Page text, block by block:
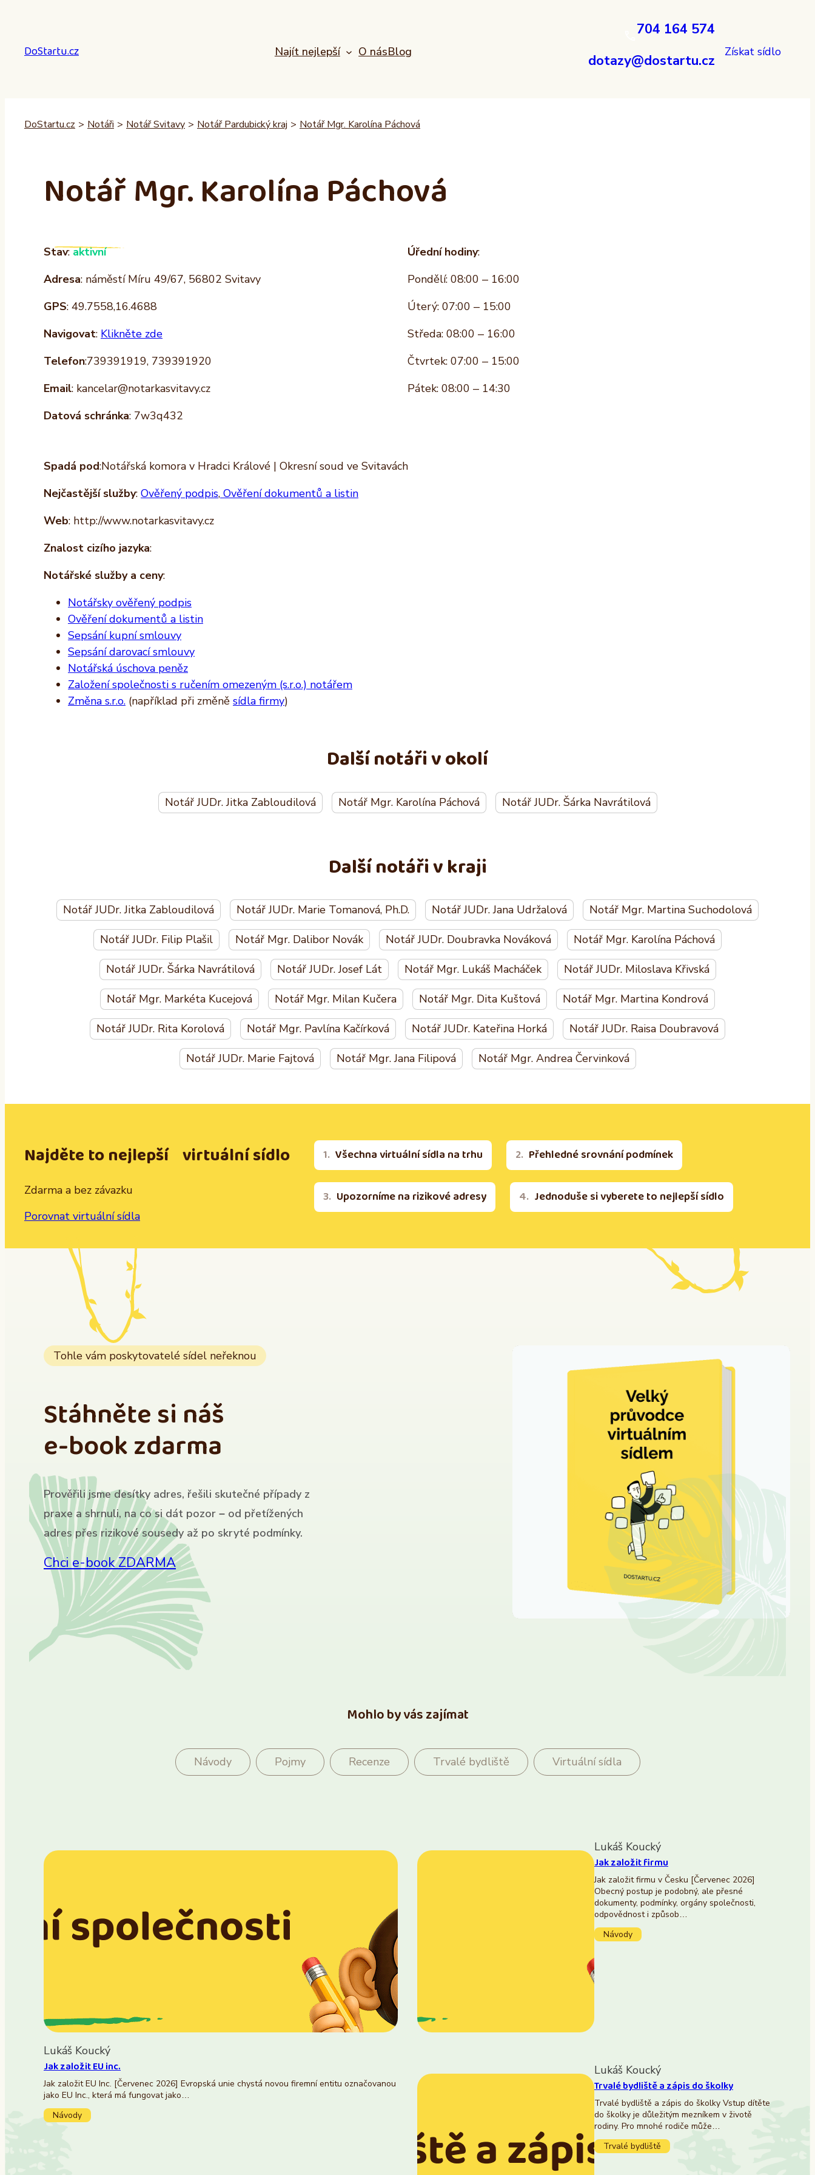
DoStartu.cz Najít nejlepší O násBlog
704 164 574
dotazy@dostartu.cz
Získat sídlo
DoStartu.cz > Notáři > Notář Svitavy > Notář Pardubický kraj > Notář Mgr. Karolína Páchová
Notář Mgr. Karolína Páchová
Stav:aktivní
Adresa: náměstí Míru 49/67, 56802 Svitavy
GPS: 49.7558,16.4688
Navigovat: Klikněte zde
Telefon:739391919, 739391920
Email: kancelar@notarkasvitavy.cz
Datová schránka: 7w3q432
Úřední hodiny:
Pondělí: 08:00 – 16:00
Úterý: 07:00 – 15:00
Středa: 08:00 – 16:00
Čtvrtek: 07:00 – 15:00
Pátek: 08:00 – 14:30
Spadá pod:Notářská komora v Hradci Králové | Okresní soud ve Svitavách
Nejčastější služby: Ověřený podpis, Ověření dokumentů a listin
Web: http://www.notarkasvitavy.cz
Znalost cizího jazyka:
Notářské služby a ceny:
Notářsky ověřený podpis
Ověření dokumentů a listin
Sepsání kupní smlouvy
Sepsání darovací smlouvy
Notářská úschova peněz
Založení společnosti s ručením omezeným (s.r.o.) notářem
Změna s.r.o. (například při změně sídla firmy)
Další notáři v okolí
Notář JUDr. Jitka Zabloudilová Notář Mgr. Karolína Páchová Notář JUDr. Šárka Navrátilová
Další notáři v kraji
Notář JUDr. Jitka Zabloudilová Notář JUDr. Marie Tomanová, Ph.D. Notář JUDr. Jana Udržalová Notář Mgr. Martina Suchodolová
Notář JUDr. Filip Plašil Notář Mgr. Dalibor Novák Notář JUDr. Doubravka Nováková Notář Mgr. Karolína Páchová
Notář JUDr. Šárka Navrátilová Notář JUDr. Josef Lát Notář Mgr. Lukáš Macháček Notář JUDr. Miloslava Křivská
Notář Mgr. Markéta Kucejová Notář Mgr. Milan Kučera Notář Mgr. Dita Kuštová Notář Mgr. Martina Kondrová
Notář JUDr. Rita Korolová Notář Mgr. Pavlína Kačírková Notář JUDr. Kateřina Horká Notář JUDr. Raisa Doubravová
Notář JUDr. Marie Fajtová Notář Mgr. Jana Filipová Notář Mgr. Andrea Červinková
Najděte to nejlepší virtuální sídlo
Zdarma a bez závazku
Porovnat virtuální sídla
Všechna virtuální sídla na trhu Přehledné srovnání podmínek
Upozorníme na rizikové adresy Jednoduše si vyberete to nejlepší sídlo
Tohle vám poskytovatelé sídel neřeknou
Stáhněte si náš
e-book zdarma
Prověřili jsme desítky adres, řešili skutečné případy z
praxe a shrnuli, na co si dát pozor – od přetížených
adres přes rizikové sousedy až po skryté podmínky.
Chci e-book ZDARMA
Mohlo by vás zajímat
Návody Pojmy Recenze Trvalé bydliště Virtuální sídla
Lukáš Koucký
Jak založit EU inc.
Jak založit EU Inc. [Červenec 2026] Evropská unie chystá novou firemní entitu označovanou
jako EU Inc., která má fungovat jako…
Návody
Lukáš Koucký
Jak založit firmu
Jak založit firmu v Česku [Červenec 2026]
Obecný postup je podobný, ale přesné
dokumenty, podmínky, orgány společnosti,
odpovědnost i způsob…
Návody
Lukáš Koucký
Trvalé bydliště a zápis do školky
Trvalé bydliště a zápis do školky Vstup dítěte
do školky je důležitým mezníkem v životě
rodiny. Pro mnohé rodiče může…
Trvalé bydliště